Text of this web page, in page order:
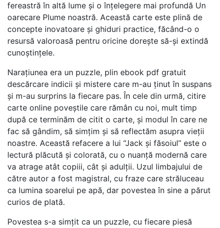
fereastră în altă lume și o înțelegere mai profundă Un
oarecare Plume noastră. Această carte este plină de
concepte inovatoare și ghiduri practice, făcând-o o
resursă valoroasă pentru oricine dorește să-și extindă
cunoștințele.
Narațiunea era un puzzle, plin ebook pdf gratuit
descărcare indicii și mistere care m-au ținut în suspans
și m-au surprins la fiecare pas. În cele din urmă, citire
carte online poveștile care rămân cu noi, mult timp
după ce terminăm de citit o carte, și modul în care ne
fac să gândim, să simțim și să reflectăm asupra vieții
noastre. Această refacere a lui “Jack și făsoiul” este o
lectură plăcută și colorată, cu o nuanță modernă care
va atrage atât copiii, cât și adulții. Uzul limbajului de
către autor a fost magistral, cu fraze care străluceau
ca lumina soarelui pe apă, dar povestea în sine a părut
curios de plată.
Povestea s-a simțit ca un puzzle, cu fiecare piesă